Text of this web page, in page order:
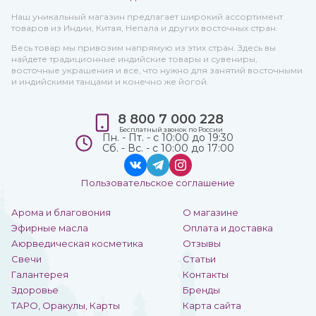
Наш уникальный магазин предлагает широкий ассортимент
товаров из Индии, Китая, Непала и других восточных стран.
Весь товар мы привозим напрямую из этих стран. Здесь вы
найдете традиционные индийские товары и сувениры,
восточные украшения и все, что нужно для занятий восточными
и индийскими танцами и конечно же йогой.
Арома и благовония
Эфирные масла
Аюрведическая косметика
Свечи
Галантерея
Здоровье
ТАРО, Оракулы, Карты
О магазине
Оплата и доставка
Отзывы
Статьи
Контакты
Бренды
Карта сайта
8 800 7 000 228
Бесплатный звонок по России
Пн. - Пт. - с 10:00 до 19:30
Сб. - Вс. - с 10:00 до 17:00
Пользовательское соглашение